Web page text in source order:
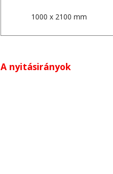
1000 x 2100 mm
A nyitásirányok